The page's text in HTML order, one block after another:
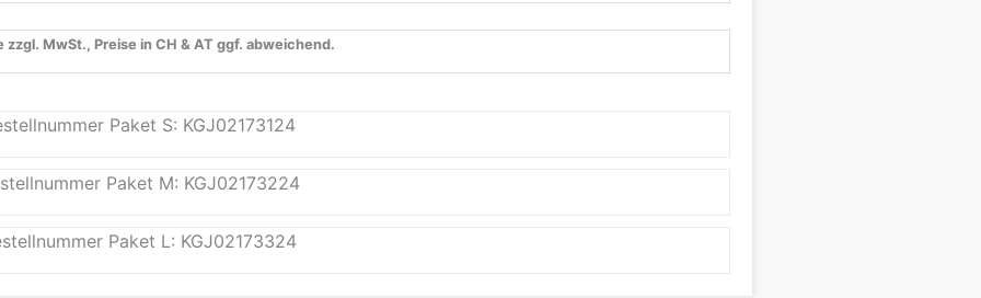
zzgl. MwSt., Preise in CH & AT ggf. abweichend.
Paket S: KGJ02173124
Paket M: KGJ02173224
Paket L: KGJ02173324